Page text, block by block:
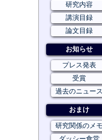
研究内容
講演目録
論文目録
お知らせ
プレス発表
受賞
過去のニュース
おまけ
研究関係のメモ